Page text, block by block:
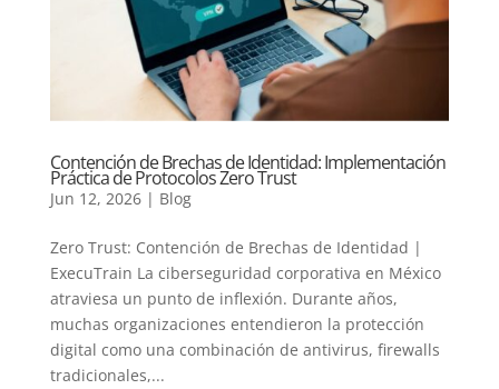
Contención de Brechas de Identidad: Implementación
Práctica de Protocolos Zero Trust
Jun 12, 2026| Blog
Zero Trust: Contención de Brechas de Identidad |
ExecuTrain La ciberseguridad corporativa en México
atraviesa un punto de inflexión. Durante años,
muchas organizaciones entendieron la protección
digital como una combinación de antivirus, firewalls
tradicionales,...